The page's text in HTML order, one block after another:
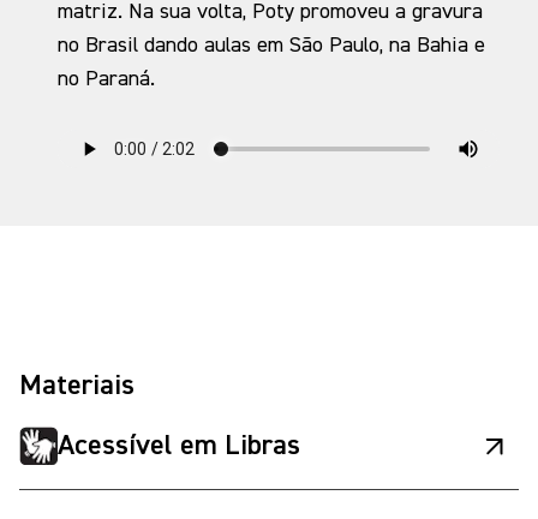
matriz. Na sua volta, Poty promoveu a gravura
no Brasil dando aulas em São Paulo, na Bahia e
no Paraná.
Materiais
Acessível em Libras